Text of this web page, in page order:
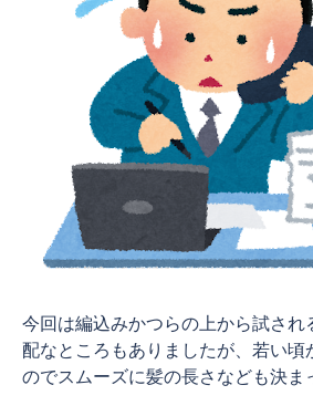
今回は編込みかつらの上から試され
配なところもありましたが、若い頃
のでスムーズに髪の長さなども決ま